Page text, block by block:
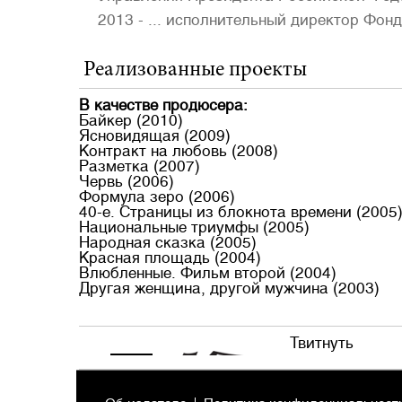
2013 - ... исполнительный директор
Реализованные проекты
В качестве продюсера:
Байкер (2010)
Ясновидящая (2009)
Контракт на любовь (2008)
Разметка (2007)
Червь (2006)
Формула зеро (2006)
40-е. Страницы из блокнота времени (2005)
Национальные триумфы (2005)
Народная сказка (2005)
Красная площадь (2004)
Влюбленные. Фильм второй (2004)
Другая женщина, другой мужчина (2003)
Твитнуть